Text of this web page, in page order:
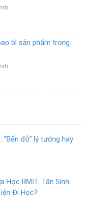
bì sản phẩm trong
“Bến đỗ” lý tưởng hay
Học RMIT: Tân Sinh
Đi Học?